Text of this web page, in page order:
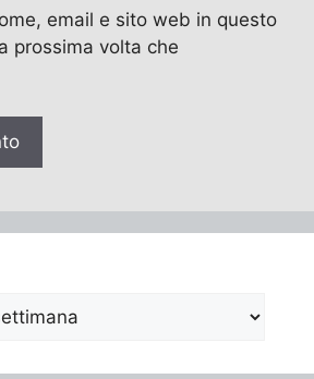
email e sito web in questo
prossima volta che